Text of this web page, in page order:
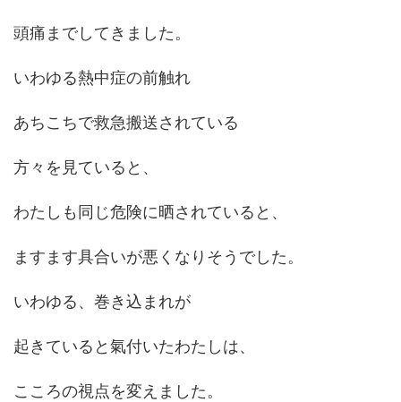
頭痛までしてきました。
いわゆる熱中症の前触れ
あちこちで救急搬送されている
方々を見ていると、
わたしも同じ危険に晒されていると、
ますます具合いが悪くなりそうでした。
いわゆる、巻き込まれが
起きていると氣付いたわたしは、
こころの視点を変えました。